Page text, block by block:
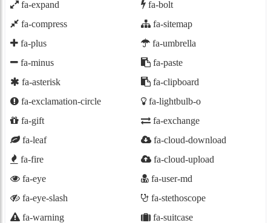
fa-expand
fa-compress
fa-plus
fa-minus
fa-asterisk
fa-exclamation-circle
fa-gift
fa-leaf
fa-fire
fa-eye
fa-eye-slash
fa-warning
fa-bolt
fa-sitemap
fa-umbrella
fa-paste
fa-clipboard
fa-lightbulb-o
fa-exchange
fa-cloud-download
fa-cloud-upload
fa-user-md
fa-stethoscope
fa-suitcase